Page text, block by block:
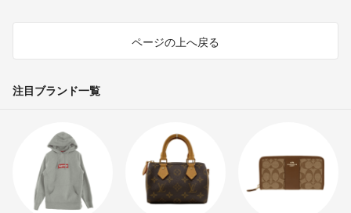
ページの上へ戻る
注目ブランド一覧